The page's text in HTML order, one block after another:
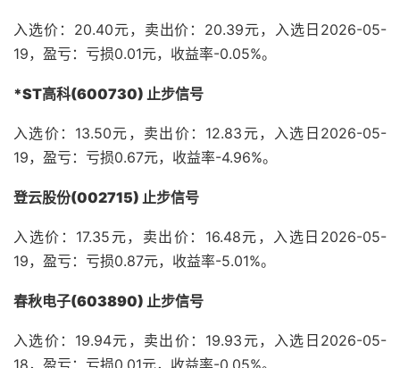
入选价：20.40元，卖出价：20.39元，入选日2026-05-
19，盈亏：亏损0.01元，收益率-0.05%。
*ST高科(600730) 止步信号
入选价：13.50元，卖出价：12.83元，入选日2026-05-
19，盈亏：亏损0.67元，收益率-4.96%。
登云股份(002715) 止步信号
入选价：17.35元，卖出价：16.48元，入选日2026-05-
19，盈亏：亏损0.87元，收益率-5.01%。
春秋电子(603890) 止步信号
入选价：19.94元，卖出价：19.93元，入选日2026-05-
18，盈亏：亏损0.01元，收益率-0.05%。